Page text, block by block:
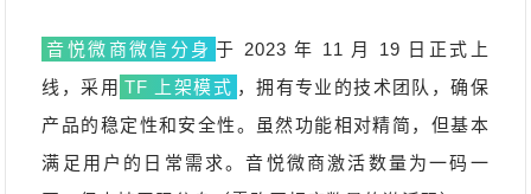
音悦微商微信分身 于 2023 年 11 月 19 日正式上
线，采用 TF 上架模式 ，拥有专业的技术团队，确保
产品的稳定性和安全性。虽然功能相对精简，但基本
满足用户的日常需求。音悦微商激活数量为一码一